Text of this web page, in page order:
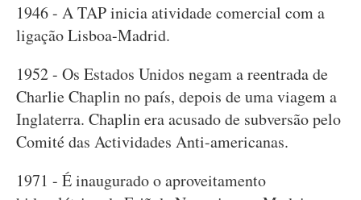
1946 - A TAP inicia atividade comercial com a
ligação Lisboa-Madrid.
1952 - Os Estados Unidos negam a reentrada de
Charlie Chaplin no país, depois de uma viagem a
Inglaterra. Chaplin era acusado de subversão pelo
Comité das Actividades Anti-americanas.
1971 - É inaugurado o aproveitamento